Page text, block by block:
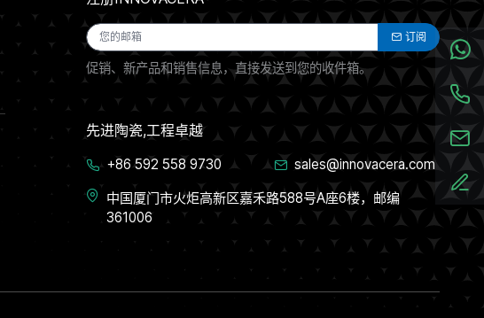
订阅
促销、新产品和销售信息，直接发送到您的收件箱。
先进陶瓷,工程卓越
+86 592 558 9730
sales@innovacera.com
中国厦门市火炬高新区嘉禾路588号A座6楼，邮编
361006